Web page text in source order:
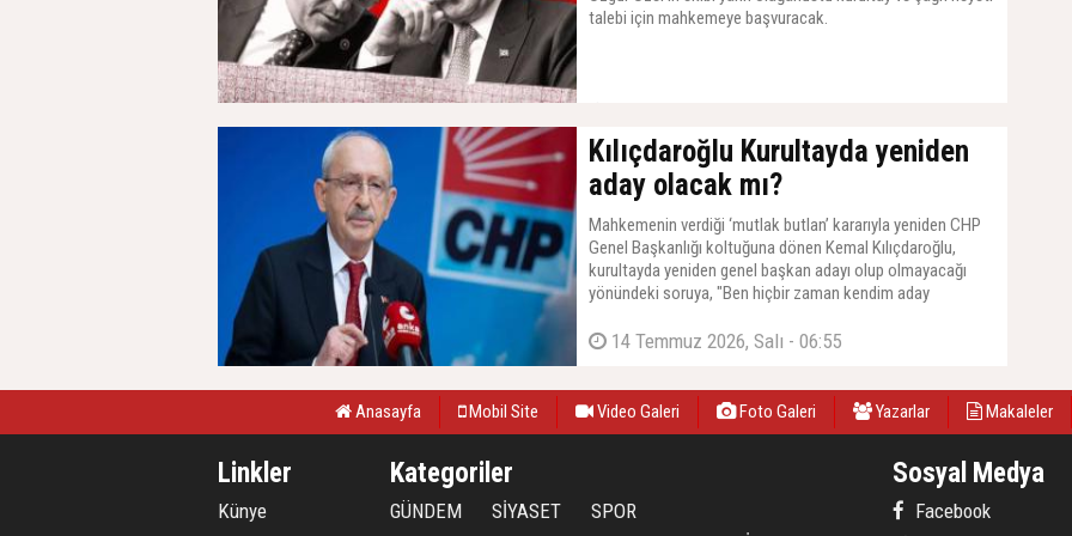
talebi için mahkemeye başvuracak.
Kılıçdaroğlu Kurultayda yeniden
aday olacak mı?
Mahkemenin verdiği ‘mutlak butlan’ kararıyla yeniden CHP
Genel Başkanlığı koltuğuna dönen Kemal Kılıçdaroğlu,
kurultayda yeniden genel başkan adayı olup olmayacağı
yönündeki soruya, "Ben hiçbir zaman kendim aday
düşünürüm" yanıtını verdi.
14 Temmuz 2026, Salı - 06:55
Anasayfa Mobil Site Video Galeri Foto Galeri Yazarlar Makaleler
Linkler
Künye
Kategoriler
GÜNDEM SİYASET
SPOR
Sosyal Medya
Facebook